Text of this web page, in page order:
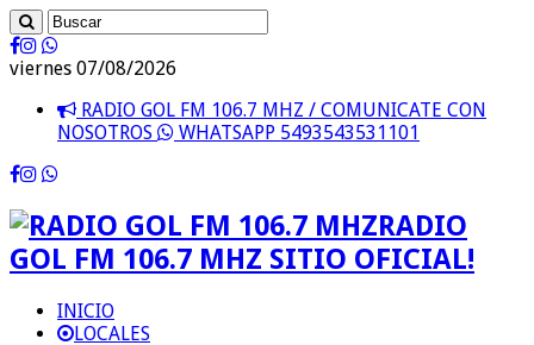
viernes 07/08/2026
RADIO GOL FM 106.7 MHZ / COMUNICATE CON
NOSOTROS
WHATSAPP 5493543531101
RADIO
GOL FM 106.7 MHZ SITIO OFICIAL!
INICIO
LOCALES